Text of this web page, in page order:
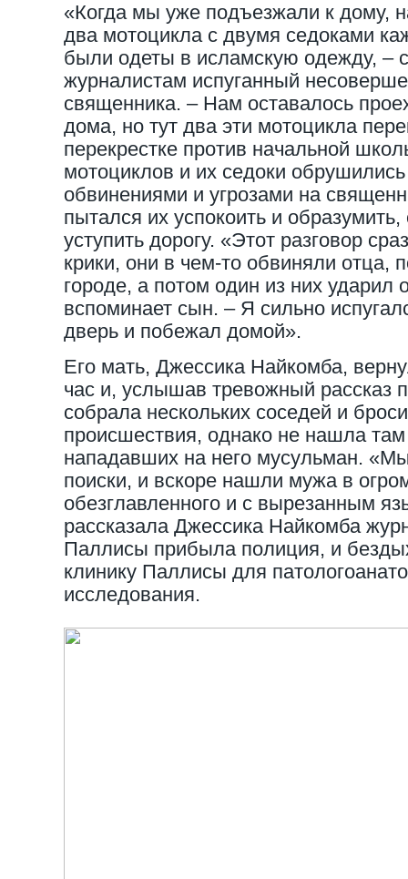
«Когда мы уже подъезжали к дому,
два мотоцикла с двумя седоками
были одеты в исламскую одежду, –
журналистам испуганный
священника. – Нам оставалось
дома, но тут два эти мотоцикла
перекрестке против начальной
мотоциклов и их седоки
обвинениями и угрозами на
пытался их успокоить и
уступить дорогу. «Этот разговор
крики, они в чем-то обвиняли отца,
городе, а потом один из них ударил
вспоминает сын. – Я сильно
дверь и побежал домой».
Его мать, Джессика Найкомба,
час и, услышав тревожный рассказ
собрала нескольких соседей и
происшествия, однако не нашла
нападавших на него мусульман.
поиски, и вскоре нашли мужа в
обезглавленного и с вырезанным
рассказала Джессика Найкомба
Паллисы прибыла полиция, и
клинику Паллисы для
исследования.